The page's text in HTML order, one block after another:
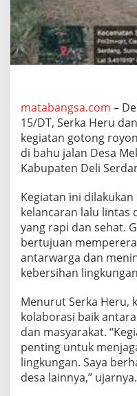
l
a
r
G
o
n
g
R
o
y
n
g
B
e
r
s
h
a
n
B
h
u
J
matabangsa.com –
15/DT, Serka Heru
kegiatan gotong
di bahu jalan Desa
Kabupaten Deli
Kegiatan ini
kelancaran lalu lintas
yang rapi dan sehat.
bertujuan
antarwarga dan
kebersihan
Menurut Serka Heru,
kolaborasi baik
dan masyarakat.
penting untuk
lingkungan. Saya
desa lainnya,” ujarnya.